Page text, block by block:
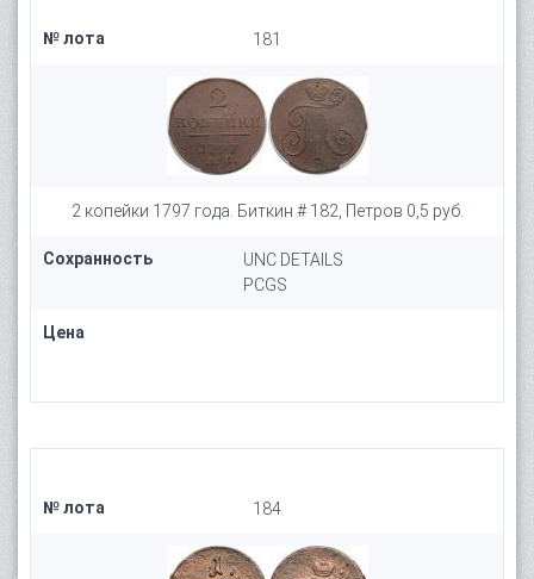
№ лота 181
2 копейки 1797 года. Биткин # 182, Петров 0,5 руб.
Сохранность
UNC DETAILS
PCGS
Цена
№ лота 184